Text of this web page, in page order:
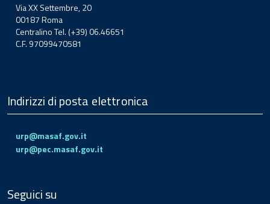
Via XX Settembre, 20
00187 Roma
Centralino Tel. (+39) 06.46651
C.F. 97099470581
Indirizzi di posta elettronica
urp@masaf.gov.it
urp@pec.masaf.gov.it
Seguici su